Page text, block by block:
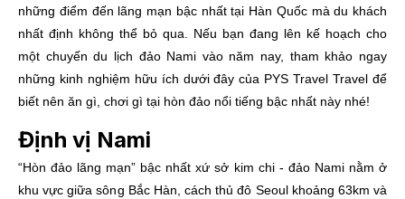
những điểm đến lãng mạn bậc nhất tại Hàn Quốc mà du khách
nhất định không thể bỏ qua. Nếu bạn đang lên kế hoạch cho
một chuyến du lịch đảo Nami vào năm nay, tham khảo ngay
những kinh nghiệm hữu ích dưới đây của PYS Travel Travel để
biết nên ăn gì, chơi gì tại hòn đảo nổi tiếng bậc nhất này nhé!
Định vị Nami
“Hòn đảo lãng mạn” bậc nhất xứ sở kim chi - đảo Nami nằm ở
khu vực giữa sông Bắc Hàn, cách thủ đô Seoul khoảng 63km và